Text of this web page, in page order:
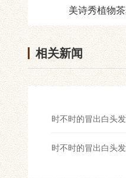
美诗秀植物
相关新闻
时不时的冒出白头
时不时的冒出白头